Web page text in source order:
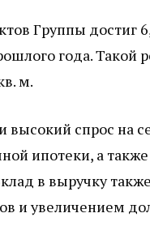
Группы достиг
года. Такой
м.
высокий спрос на
ипотеки, а
в выручку
и увеличением